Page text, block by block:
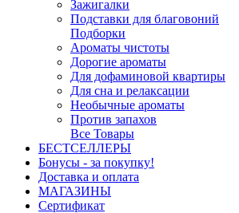
Зажигалки
Подставки для благовоний
Подборки
Ароматы чистоты
Дорогие ароматы
Для дофаминовой квартиры
Для сна и релаксации
Необычные ароматы
Против запахов
Все Товары
БЕСТСЕЛЛЕРЫ
Бонусы - за покупку!
Доставка и оплата
МАГАЗИНЫ
Cертификат